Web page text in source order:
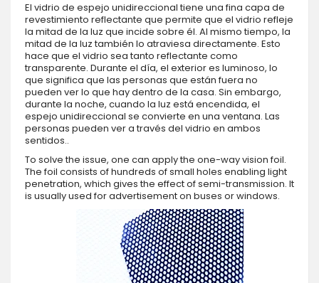
El vidrio de espejo unidireccional tiene una fina capa de
revestimiento reflectante que permite que el vidrio refleje
la mitad de la luz que incide sobre él. Al mismo tiempo, la
mitad de la luz también lo atraviesa directamente. Esto
hace que el vidrio sea tanto reflectante como
transparente. Durante el día, el exterior es luminoso, lo
que significa que las personas que están fuera no
pueden ver lo que hay dentro de la casa. Sin embargo,
durante la noche, cuando la luz está encendida, el
espejo unidireccional se convierte en una ventana. Las
personas pueden ver a través del vidrio en ambos
sentidos..
To solve the issue, one can apply the one-way vision foil.
The foil consists of hundreds of small holes enabling light
penetration, which gives the effect of semi-transmission. It
is usually used for advertisement on buses or windows.